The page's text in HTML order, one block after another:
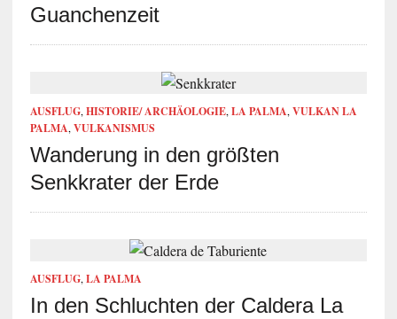
Guanchenzeit
AUSFLUG, HISTORIE/ ARCHÄOLOGIE, LA PALMA, VULKAN LA
PALMA, VULKANISMUS
Wanderung in den größten
Senkkrater der Erde
AUSFLUG, LA PALMA
In den Schluchten der Caldera La